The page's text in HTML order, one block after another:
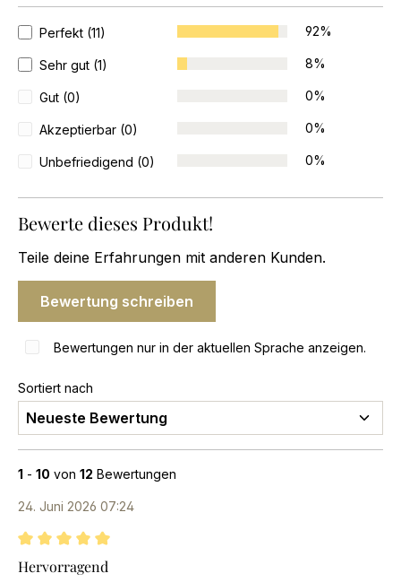
Perfekt (11) 92%
Sehr gut (1) 8%
Gut (0) 0%
Akzeptierbar (0) 0%
Unbefriedigend (0) 0%
Bewerte dieses Produkt!
Teile deine Erfahrungen mit anderen Kunden.
Bewertung schreiben
Bewertungen nur in der aktuellen Sprache anzeigen.
Sortiert nach
1 - 10 von 12 Bewertungen
24. Juni 2026 07:24
Bewertung mit 5 von 5 Sternen
Hervorragend